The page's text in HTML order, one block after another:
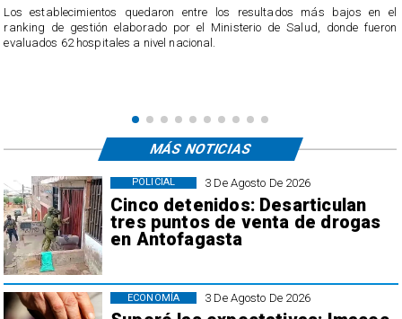
los resultados más bajos en el
el Ministerio de Salud, donde fueron
​La nueva infraestructura,
Accesibilidad Universal, incorpora
descanso y mobiliario urbano,
3 De Agosto De 2026
Cinco detenidos: Desarticulan
tres puntos de venta de drogas
en Antofagasta
POLICIAL
3 De Agosto De 2026
ECONOMÍA
MÁS NOTICIAS